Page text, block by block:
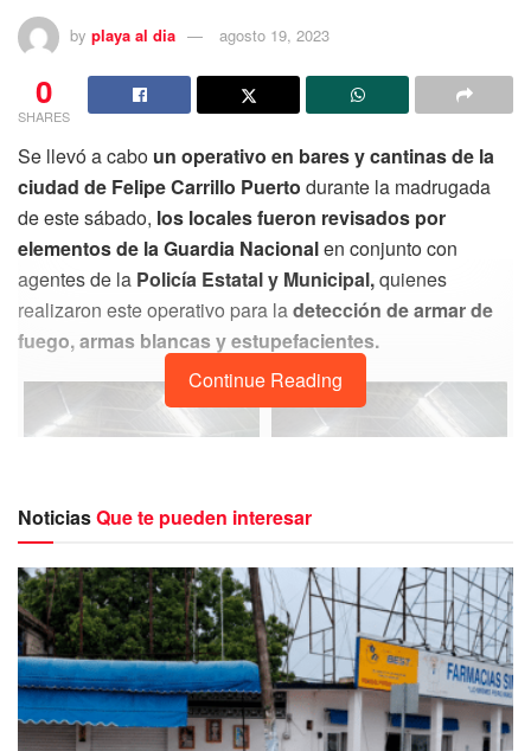
by playa al dia agosto 19, 2023
0
SHARES
Se llevó a cabo un operativo en bares y cantinas de la
ciudad de Felipe Carrillo Puerto durante la madrugada
de este sábado, los locales fueron revisados por
elementos de la Guardia Nacionalen conjunto con
agentes de la Policía Estatal y Municipal,quienes
realizaron este operativo para ladetección de armar de
fuego, armas blancas y estupefacientes.
Ante esta diligencia,tanto los dueños de estos
establecimientoscomo laspersonas que se
encontraban al interior de estos negocios, fueron
sorprendidospor la presencia de los elementos de
seguridad ya que se encontraban fuertemente armados
y encapuchados.
Continue Reading
NoticiasQue te pueden interesar